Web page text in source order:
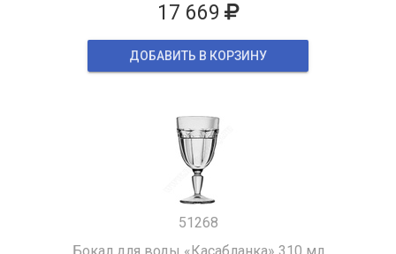
17 669
ДОБАВИТЬ В КОРЗИНУ
51268